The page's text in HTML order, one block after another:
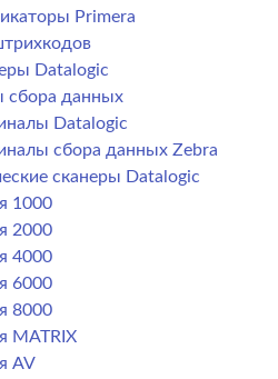
Primera
Datalogic
сбора данных
Datalogic
сбора данных Zebra
сканеры Datalogic
1000
2000
4000
6000
8000
MATRIX
AV